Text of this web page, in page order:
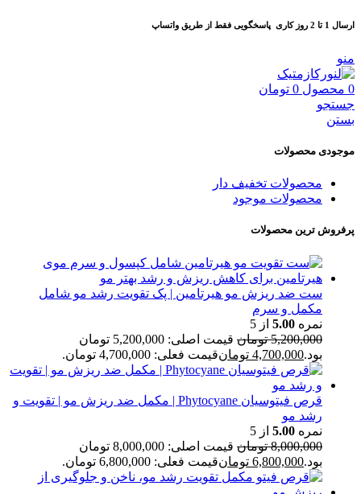
ارسال 1 تا 2 روز کاری پاسخگویی فقط از طریق واتساپ
منو
0 محصول 0 تومان
جستجو
بستن
موجودی محصولات
محصولات تخفیف دار
محصولات موجود
پرفروش ترین محصولات
ست ضد ریزش مو هیرتامین | پک تقویت رشد مو شامل
مکمل و سرم
نمره 5.00 از 5
5,200,000 تومان
قیمت اصلی: 5,200,000 تومان
بود.4,700,000 تومانقیمت فعلی: 4,700,000 تومان.
قرص فیتوسیان Phytocyane | مکمل ضد ریزش مو | تقویت و
رشد مو
نمره 5.00 از 5
8,000,000 تومان
قیمت اصلی: 8,000,000 تومان
بود.6,800,000 تومانقیمت فعلی: 6,800,000 تومان.